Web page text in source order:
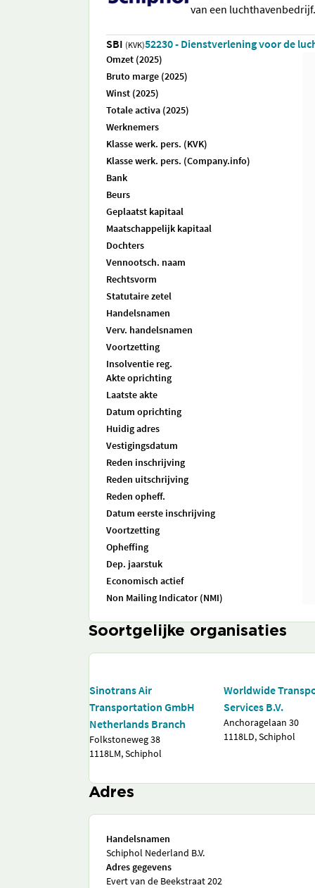
van een luchthavenbedrijf.
SBI (KVK)52230 - Dienstverlening voor de
Omzet (2025)
Bruto marge (2025)
Winst (2025)
Totale activa (2025)
Werknemers
Klasse werk. pers. (KVK)
Klasse werk. pers. (Company.info)
Bank
Beurs
Geplaatst kapitaal
Maatschappelijk kapitaal
Dochters
Vennootsch. naam
Rechtsvorm
Statutaire zetel
Handelsnamen
Verv. handelsnamen
Voortzetting
Insolventie reg.
Akte oprichting
Laatste akte
Datum oprichting
Huidig adres
Vestigingsdatum
Reden inschrijving
Reden uitschrijving
Reden opheff.
Datum eerste inschrijving
Voortzetting
Opheffing
Dep. jaarstuk
Economisch actief
Non Mailing Indicator (NMI)
Soortgelijke organisaties
Sinotrans Air
Transportation GmbH
Netherlands Branch
Folkstoneweg 38
1118LM, Schiphol
Worldwide
Services B.V.
Anchoragelaan 30
1118LD, Schiphol
Adres
Handelsnamen
Schiphol Nederland B.V.
Adres gegevens
Evert van de Beekstraat 202